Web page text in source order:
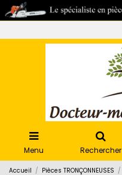
Menu Rechercher
Accueil Pièces TRONÇONNEUSES